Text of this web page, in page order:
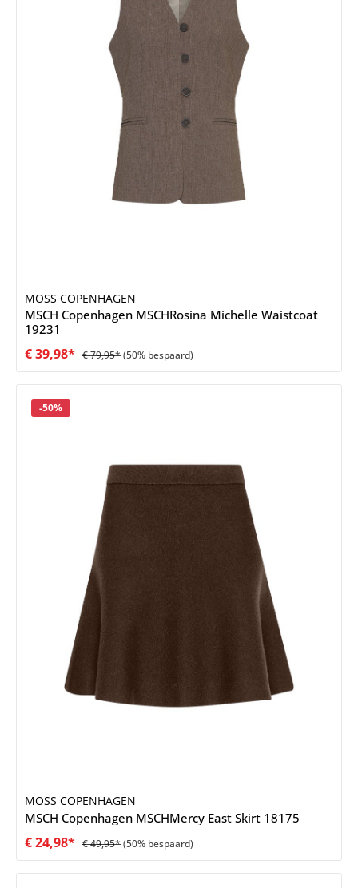
MOSS COPENHAGEN
MSCH Copenhagen MSCHRosina Michelle Waistcoat
19231
€ 39,98* € 79,95*(50% bespaard)
Korting
-50%
MOSS COPENHAGEN
MSCH Copenhagen MSCHMercy East Skirt 18175
€ 24,98* € 49,95*(50% bespaard)